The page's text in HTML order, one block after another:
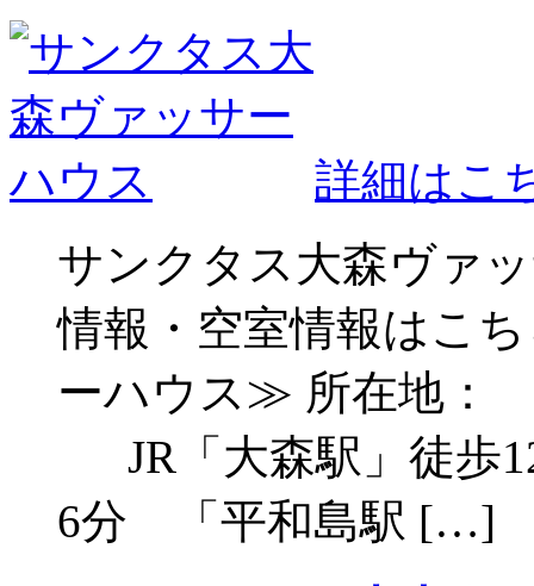
詳細はこ
サンクタス大森ヴァ
情報・空室情報はこ
ーハウス≫ 所在地：
JR「大森駅」徒歩
6分 「平和島駅 […]